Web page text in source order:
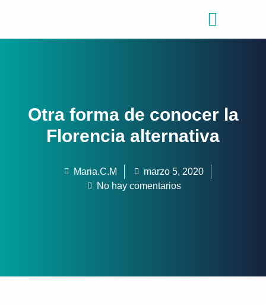
Otra forma de conocer la
Florencia alternativa
Maria.C.M
marzo 5, 2020
No hay comentarios